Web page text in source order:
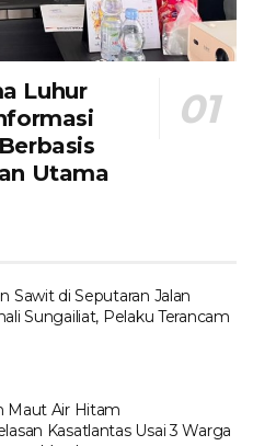
Luhur
Utama​
Sawit di Seputaran Jalan
Sungailiat, Pelaku Terancam
Maut Air Hitam
Kasatlantas Usai 3 Warga